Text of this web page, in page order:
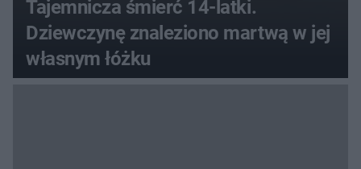
Tajemnicza śmierć 14-latki.
Dziewczynę znaleziono martwą w jej
własnym łóżku